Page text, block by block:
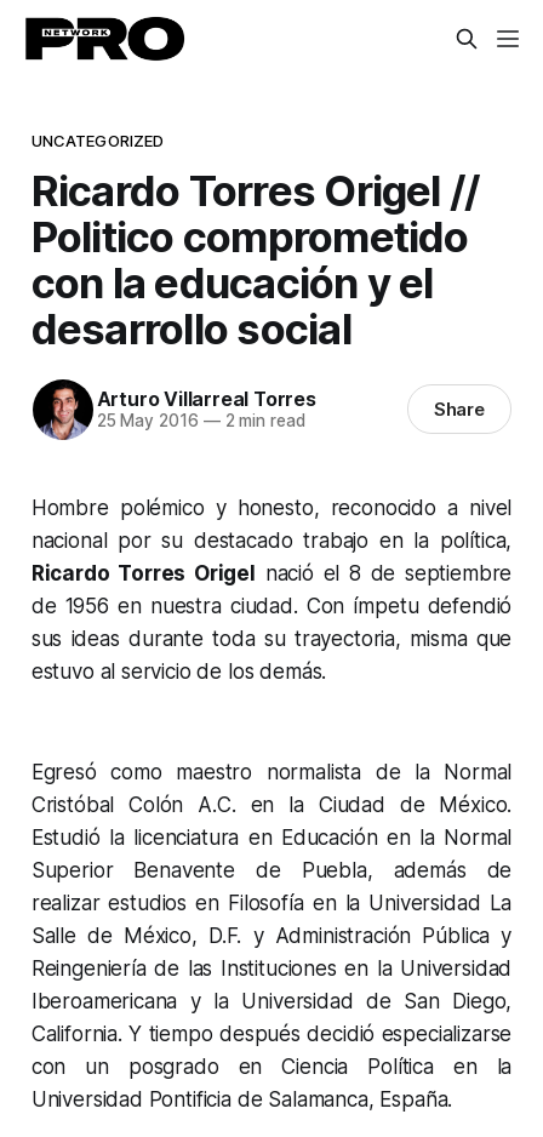
UNCATEGORIZED
Ricardo Torres Origel //
Politico comprometido
con la educación y el
desarrollo social
Arturo Villarreal Torres
25 May 2016 —2 min read Share
Hombre polémico y honesto, reconocido a nivel
nacional por su destacado trabajo en la política,
Ricardo Torres Origel nació el 8 de septiembre
de 1956 en nuestra ciudad. Con ímpetu defendió
sus ideas durante toda su trayectoria, misma que
estuvo al servicio de los demás.
Egresó como maestro normalista de la Normal
Cristóbal Colón A.C. en la Ciudad de México.
Estudió la licenciatura en Educación en la Normal
Superior Benavente de Puebla, además de
realizar estudios en Filosofía en la Universidad La
Salle de México, D.F. y Administración Pública y
Reingeniería de las Instituciones en la Universidad
Iberoamericana y la Universidad de San Diego,
California. Y tiempo después decidió especializarse
con un posgrado en Ciencia Política en la
Universidad Pontificia de Salamanca, España.